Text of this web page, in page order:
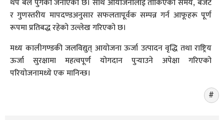
थप बल पुगेको जनाएको छ। साथै आयोजनालाई तोकिएको समय, बजेट
र गुणस्तरीय मापदण्डअनुसार सफलतापूर्वक सम्पन्न गर्न आफूहरू पूर्ण
रूपमा प्रतिबद्ध रहेको उल्लेख गरिएको छ।
मध्य कालीगण्डकी जलविद्युत् आयोजना ऊर्जा उत्पादन वृद्धि तथा राष्ट्रिय
ऊर्जा सुरक्षामा महत्वपूर्ण योगदान पुर्‍याउने अपेक्षा गरिएको
परियोजनामध्ये एक मानिन्छ।